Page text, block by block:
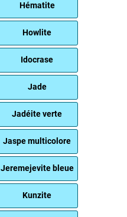
Hématite
Howlite
Idocrase
Jade
Jadéite verte
Jaspe multicolore
Jeremejevite bleue
Kunzite